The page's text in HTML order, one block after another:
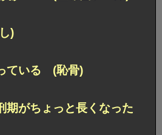
)
ている (恥骨)
期がちょっと長くなった